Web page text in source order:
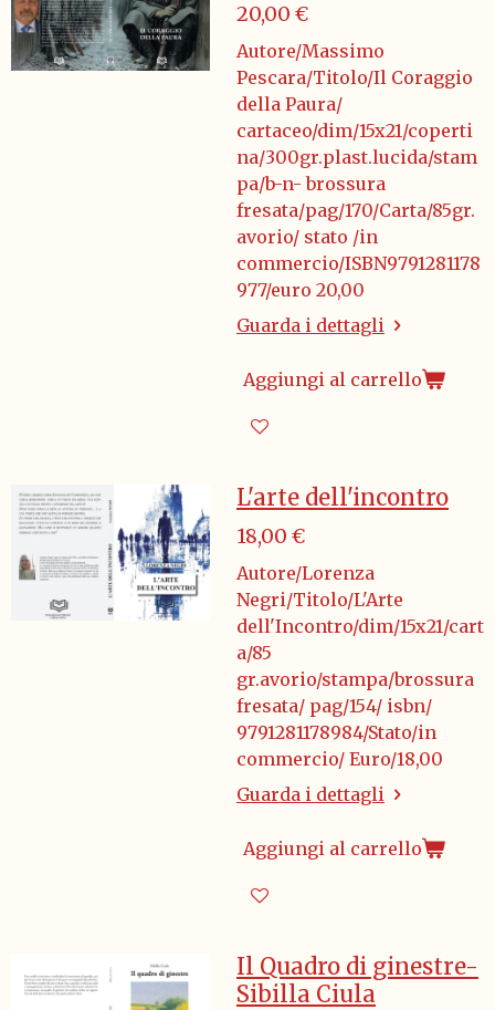
20,00 €
Autore/Massimo
Pescara/Titolo/Il Coraggio
della Paura/
cartaceo/dim/15x21/coperti
na/300gr.plast.lucida/stam
pa/b-n- brossura
fresata/pag/170/Carta/85gr.
avorio/ stato /in
commercio/ISBN9791281178
977/euro 20,00
Guarda i dettagli
Aggiungi al carrello
L'arte dell'incontro
18,00 €
Autore/Lorenza
Negri/Titolo/L'Arte
dell'Incontro/dim/15x21/cart
a/85
gr.avorio/stampa/brossura
fresata/ pag/154/ isbn/
9791281178984/Stato/in
commercio/ Euro/18,00
Guarda i dettagli
Aggiungi al carrello
Il Quadro di ginestre-
Sibilla Ciula